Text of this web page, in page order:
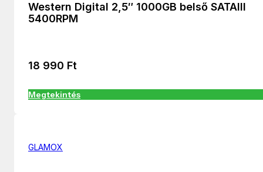
Western Digital 2,5″ 1000GB belső SATAIII
5400RPM
18 990 Ft
Megtekintés
GLAMOX